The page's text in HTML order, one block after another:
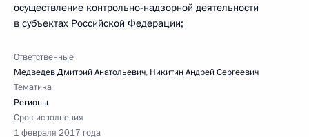
осуществление контрольно-надзорной деятельности
в субъектах Российской Федерации;
Ответственные
Медведев Дмитрий Анатольевич, Никитин Андрей Сергеевич
Тематика
Регионы
Срок исполнения
1 февраля 2017 года